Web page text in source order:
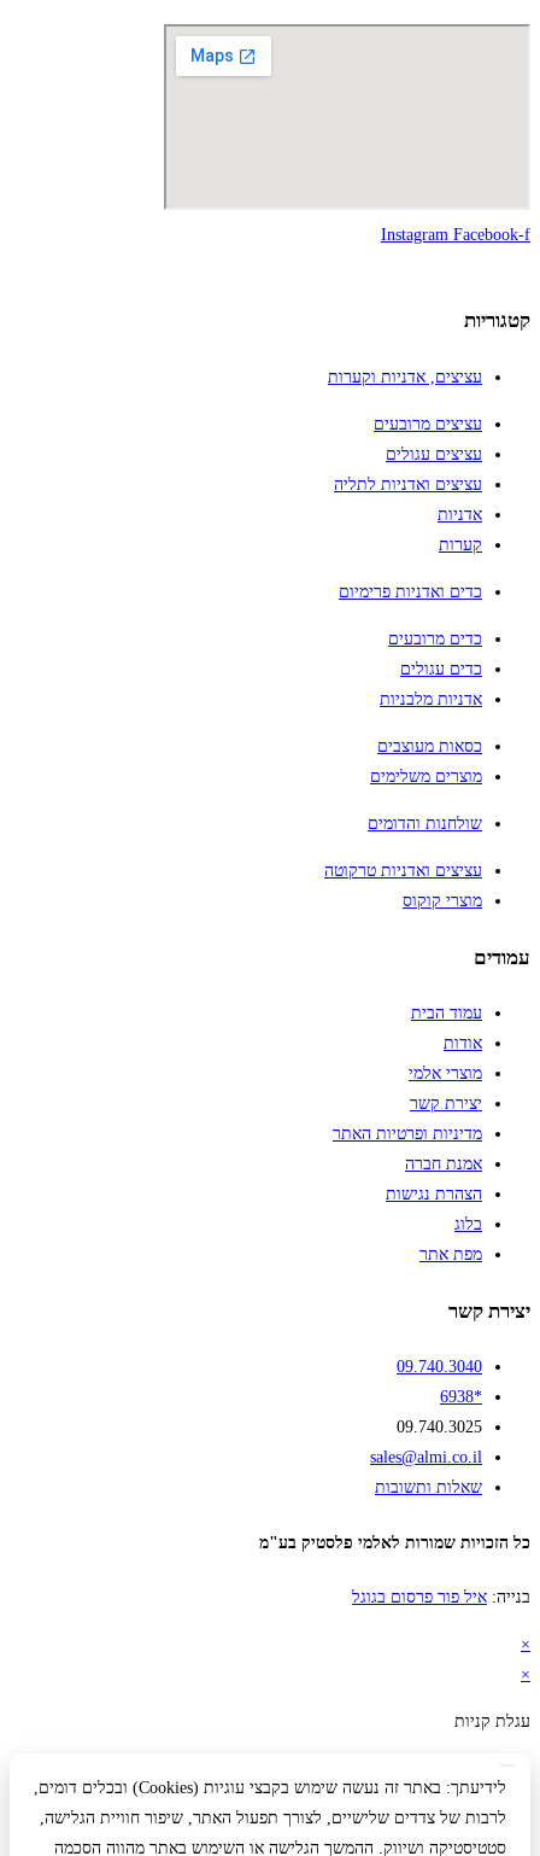
Instagram Facebook-f
קטגוריות
עציצים, אדניות וקערות
עציצים מרובעים
עציצים עגולים
עציצים ואדניות לתליה
אדניות
קערות
כדים ואדניות פרימיום
כדים מרובעים
כדים עגולים
אדניות מלבניות
כסאות מעוצבים
מוצרים משלימים
שולחנות והדומים
עציצים ואדניות טרקוטה
מוצרי קוקוס
עמודים
עמוד הבית
אודות
מוצרי אלמי
יצירת קשר
מדיניות ופרטיות האתר
אמנת חברה
הצהרת נגישות
בלוג
מפת אתר
יצירת קשר
09.740.3040
*6938
09.740.3025
sales@almi.co.il
שאלות ותשובות
כל הזכויות שמורות לאלמי פלסטיק בע"מ
בנייה: איל פור פרסום בגוגל
×
×
עגלת קניות
לידיעתך: באתר זה נעשה שימוש בקבצי עוגיות (Cookies) ובכלים דומים,
לרבות של צדדים שלישיים, לצורך תפעול האתר, שיפור חוויית הגלישה,
סטטיסטיקה ושיווק. ההמשך הגלישה או השימוש באתר מהווה הסכמה